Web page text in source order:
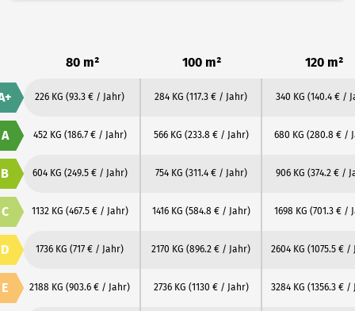
80 m² 100 m² 120 m²
226 KG (93.3 € / Jahr) 284 KG (117.3 € / Jahr) 340 KG (140.4 € /
A 452 KG (186.7 € / Jahr) 566 KG (233.8 € / Jahr) 680 KG (280.8 € /
B 604 KG (249.5 € / Jahr) 754 KG (311.4 € / Jahr) 906 KG (374.2 € /
C 1132 KG (467.5 € / Jahr) 1416 KG (584.8 € / Jahr) 1698 KG (701.3 € /
D 1736 KG (717 € / Jahr) 2170 KG (896.2 € / Jahr) 2604 KG (1075.5 € /
E 2188 KG (903.6 € / Jahr) 2736 KG (1130 € / Jahr) 3284 KG (1356.3 € /